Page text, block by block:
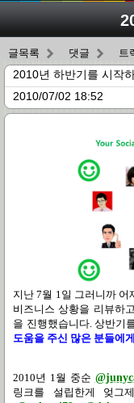
글목록 댓글 트
2010년 하반기를 시작
2010/07/02 18:52
지난 7월 1 일 그러니까 어
비즈니스 상황을 리뷰하고
을 진행했습니다.상반기
도움을 주신 많은 분들에
2010년 1 월 중순
링크를 설립한게 엊그